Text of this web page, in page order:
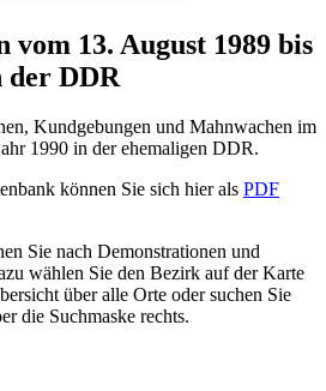
vom 13. August 1989 bis
der DDR
Kundgebungen und Mahnwachen im
1990 in der ehemaligen DDR.
können Sie sich hier als PDF
Sie nach Demonstrationen und
wählen Sie den Bezirk auf der Karte
über alle Orte oder suchen Sie
die Suchmaske rechts.